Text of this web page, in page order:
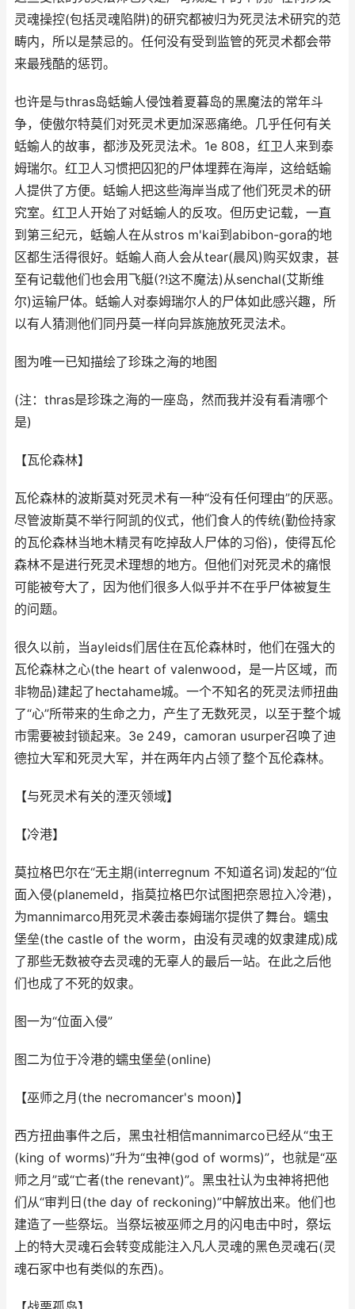
灵魂操控(包括灵魂陷阱)的研究都被归为死灵法术研究的范
畴内，所以是禁忌的。任何没有受到监管的死灵术都会带
来最残酷的惩罚。
也许是与thras岛蛞蝓人侵蚀着夏暮岛的黑魔法的常年斗
争，使傲尔特莫们对死灵术更加深恶痛绝。几乎任何有关
蛞蝓人的故事，都涉及死灵法术。1e 808，红卫人来到泰
姆瑞尔。红卫人习惯把囚犯的尸体埋葬在海岸，这给蛞蝓
人提供了方便。蛞蝓人把这些海岸当成了他们死灵术的研
究室。红卫人开始了对蛞蝓人的反攻。但历史记载，一直
到第三纪元，蛞蝓人在从stros m'kai到abibon-gora的地
区都生活得很好。蛞蝓人商人会从tear(晨风)购买奴隶，甚
至有记载他们也会用飞艇(?!这不魔法)从senchal(艾斯维
尔)运输尸体。蛞蝓人对泰姆瑞尔人的尸体如此感兴趣，所
以有人猜测他们同丹莫一样向异族施放死灵法术。
图为唯一已知描绘了珍珠之海的地图
(注：thras是珍珠之海的一座岛，然而我并没有看清哪个
是)
【瓦伦森林】
瓦伦森林的波斯莫对死灵术有一种“没有任何理由”的厌恶。
尽管波斯莫不举行阿凯的仪式，他们食人的传统(勤俭持家
的瓦伦森林当地木精灵有吃掉敌人尸体的习俗)，使得瓦伦
森林不是进行死灵术理想的地方。但他们对死灵术的痛恨
可能被夸大了，因为他们很多人似乎并不在乎尸体被复生
的问题。
很久以前，当ayleids们居住在瓦伦森林时，他们在强大的
瓦伦森林之心(the heart of valenwood，是一片区域，而
非物品)建起了hectahame城。一个不知名的死灵法师扭曲
了“心”所带来的生命之力，产生了无数死灵，以至于整个城
市需要被封锁起来。3e 249，camoran usurper召唤了迪
德拉大军和死灵大军，并在两年内占领了整个瓦伦森林。
【与死灵术有关的湮灭领域】
【冷港】
莫拉格巴尔在“无主期(interregnum 不知道名词)发起的“位
面入侵(planemeld，指莫拉格巴尔试图把奈恩拉入冷港)，
为mannimarco用死灵术袭击泰姆瑞尔提供了舞台。蠕虫
堡垒(the castle of the worm，由没有灵魂的奴隶建成)成
了那些无数被夺去灵魂的无辜人的最后一站。在此之后他
们也成了不死的奴隶。
图一为“位面入侵”
图二为位于冷港的蠕虫堡垒(online)
【巫师之月(the necromancer's moon)】
西方扭曲事件之后，黑虫社相信mannimarco已经从“虫王
(king of worms)”升为“虫神(god of worms)”，也就是“巫
师之月”或“亡者(the renevant)”。黑虫社认为虫神将把他
们从“审判日(the day of reckoning)”中解放出来。他们也
建造了一些祭坛。当祭坛被巫师之月的闪电击中时，祭坛
上的特大灵魂石会转变成能注入凡人灵魂的黑色灵魂石(灵
魂石冢中也有类似的东西)。